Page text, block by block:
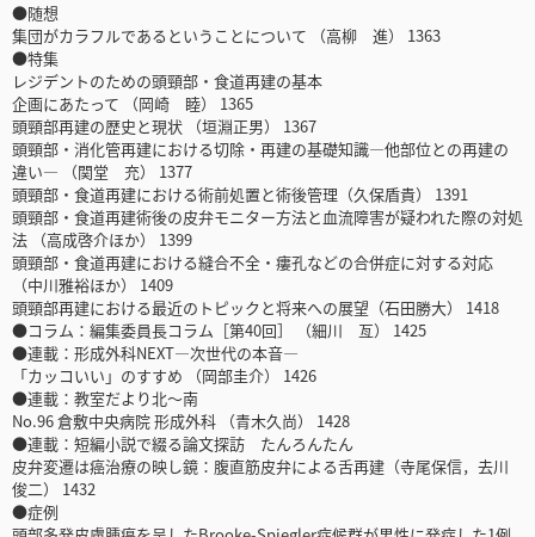
●随想
集団がカラフルであるということについて （高柳 進） 1363
●特集
レジデントのための頭頸部・食道再建の基本
企画にあたって （岡崎 睦） 1365
頭頸部再建の歴史と現状 （垣淵正男） 1367
頭頸部・消化管再建における切除・再建の基礎知識―他部位との再建の
違い― （関堂 充） 1377
頭頸部・食道再建における術前処置と術後管理（久保盾貴） 1391
頭頸部・食道再建術後の皮弁モニター方法と血流障害が疑われた際の対処
法 （高成啓介ほか） 1399
頭頸部・食道再建における縫合不全・瘻孔などの合併症に対する対応
（中川雅裕ほか） 1409
頭頸部再建における最近のトピックと将来への展望（石田勝大） 1418
●コラム：編集委員長コラム［第40回］ （細川 亙） 1425
●連載：形成外科NEXT―次世代の本音―
「カッコいい」のすすめ （岡部圭介） 1426
●連載：教室だより北～南
No.96 倉敷中央病院 形成外科 （青木久尚） 1428
●連載：短編小説で綴る論文探訪 たんろんたん
皮弁変遷は癌治療の映し鏡：腹直筋皮弁による舌再建（寺尾保信，去川
俊二） 1432
●症例